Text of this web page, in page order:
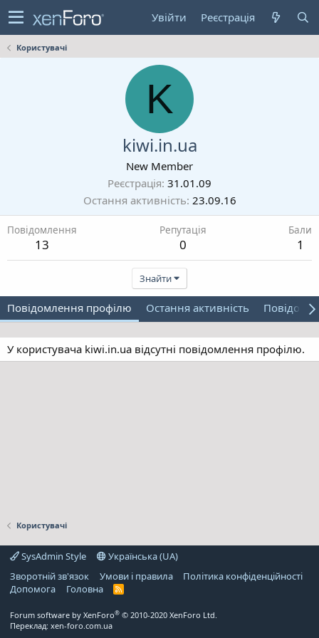
Увійти Реєстрація
Користувачі
K
kiwi.in.ua
New Member
Реєстрація 31.01.09
Остання активність 23.09.16
Повідомлення
13
Репутація
0
Бали
1
Знайти
Повідомлення профілю Остання активність
У користувача kiwi.in.ua відсутні повідомлення профілю.
Користувачі
SysAdmin Style
Українська (UA)
Зворотній зв'язок
Умови і правила
Політика конфіденційності
Дoпoмoга
Головна
R
Forum software by XenForo® © 2010-2020 XenForo Ltd.
Переклад: xen-foro.com.ua